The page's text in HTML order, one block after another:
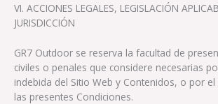
VI. ACCIONES LEGALES, LEGISLACIÓN
JURISDICCIÓN
GR7 Outdoor se reserva la facultad de
civiles o penales que considere necesarias
indebida del Sitio Web y Contenidos, o por
las presentes Condiciones.